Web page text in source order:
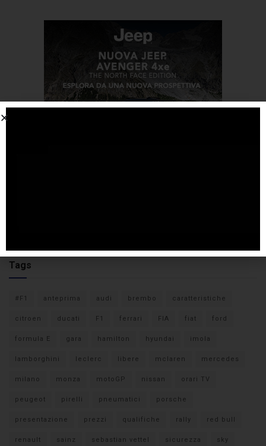
Tags
#F1 anteprima audi brembo caratteristiche
citroen ducati F1 ferrari FIA fiat ford
formula E gara hamilton hyundai imola
lamborghini leclerc libere mclaren mercedes
milano monza motoGP nissan orari TV
peugeot pirelli pneumatici porsche
presentazione prezzi qualifiche rally red bull
renault sainz sebastian vettel sicurezza sky